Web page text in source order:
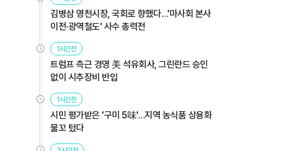
김병삼 영천시장, 국회로 향했다…'마사회 본사
이전·광역철도' 사수 총력전
1시간전
트럼프 측근 경영 美 석유회사, 그린란드 승인
없이 시추장비 반입
1시간전
시민 평가받은 '구미 5味'…지역 농식품 상용화
물꼬 텄다